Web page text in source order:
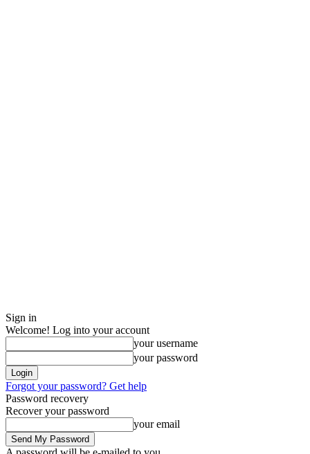
Sign in
Welcome! Log into your account
your username
your password
Forgot your password? Get help
Password recovery
Recover your password
your email